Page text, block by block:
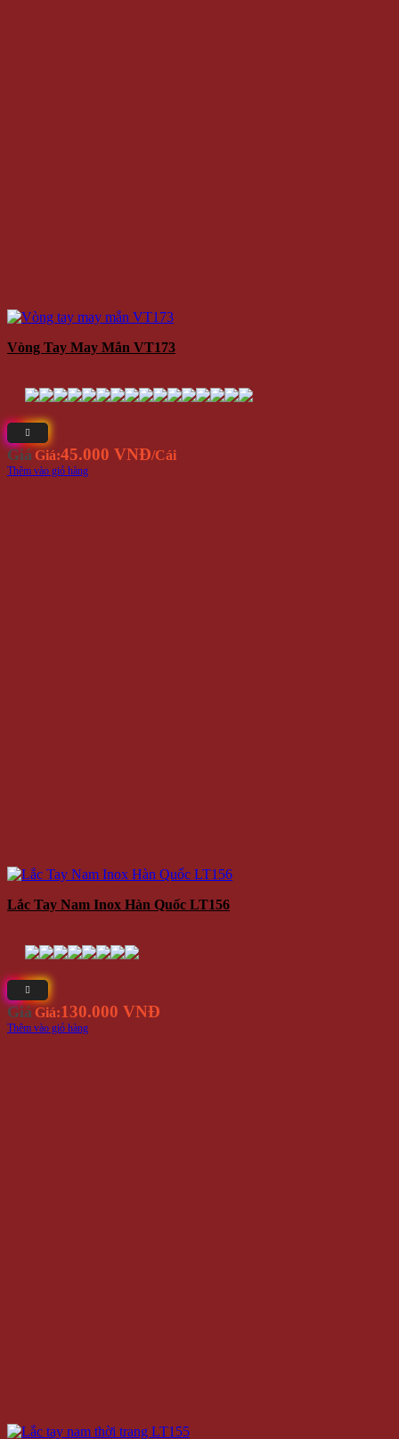
Vòng Tay May Mắn VT173
Giá Giá:45.000 VNĐ/Cái
Thêm vào giỏ hàng
Lắc Tay Nam Inox Hàn Quốc LT156
Giá Giá:130.000 VNĐ
Thêm vào giỏ hàng